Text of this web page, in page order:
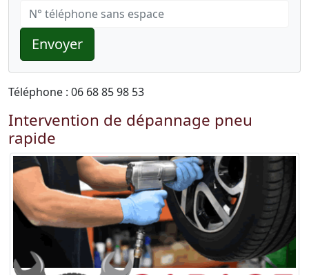
Envoyer
Téléphone : 06 68 85 98 53
Intervention de dépannage pneu
rapide